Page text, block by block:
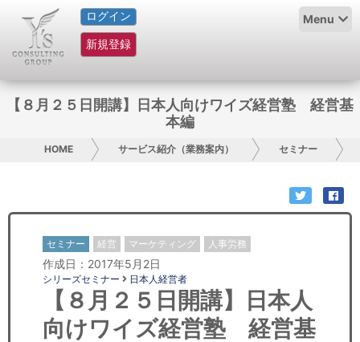
ログイン
新規登録
Menu
HOME
サービス紹介
お問い合わせ
日本人にPR
コンサルティング
リサーチ
【８月２５日開講】日本人向けワイズ経営塾 経営基
本編
HOME サービス紹介（業務案内） セミナー
セミナー 経営 マーケティング 人事労務
作成日：2017年5月2日
シリーズセミナー 日本人経営者
【８月２５日開講】日本人
向けワイズ経営塾 経営基